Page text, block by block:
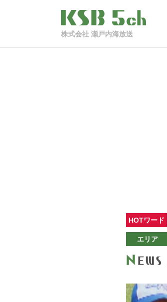
株式会社 瀬戸内海放送
HOTワード
エリア